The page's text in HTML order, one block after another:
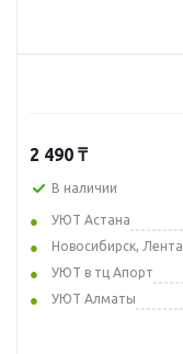
2 490 ₸
В наличии
УЮТ Астана
Новосибирск, Лента
УЮТ в тц Апорт
УЮТ Алматы